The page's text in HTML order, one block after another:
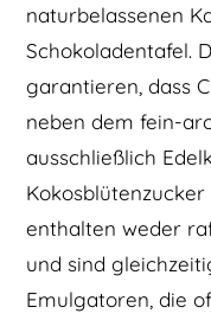
naturbelassenen
Schokoladentafel.
garantieren, dass
neben dem fein-
ausschließlich
enthalten weder
und sind
Emulgatoren, die